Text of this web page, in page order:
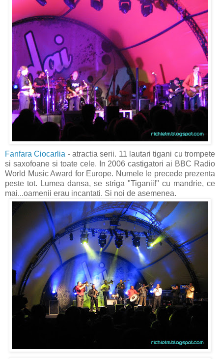
Fanfara Ciocarlia - atractia serii. 11 lautari tigani cu trompete
si saxofoane si toate cele. In 2006 castigatori ai BBC Radio
World Music Award for Europe. Numele le precede prezenta
peste tot. Lumea dansa, se striga "Tiganii!" cu mandrie, ce
mai...oamenii erau incantati. Si noi de asemenea.